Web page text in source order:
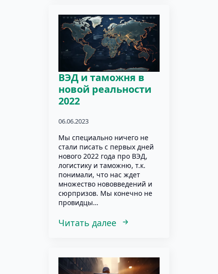
ВЭД и таможня в
новой реальности
2022
06.06.2023
Мы специально ничего не
стали писать с первых дней
нового 2022 года про ВЭД,
логистику и таможню, т.к.
понимали, что нас ждет
множество нововведений и
сюрпризов. Мы конечно не
провидцы…
Читать далее